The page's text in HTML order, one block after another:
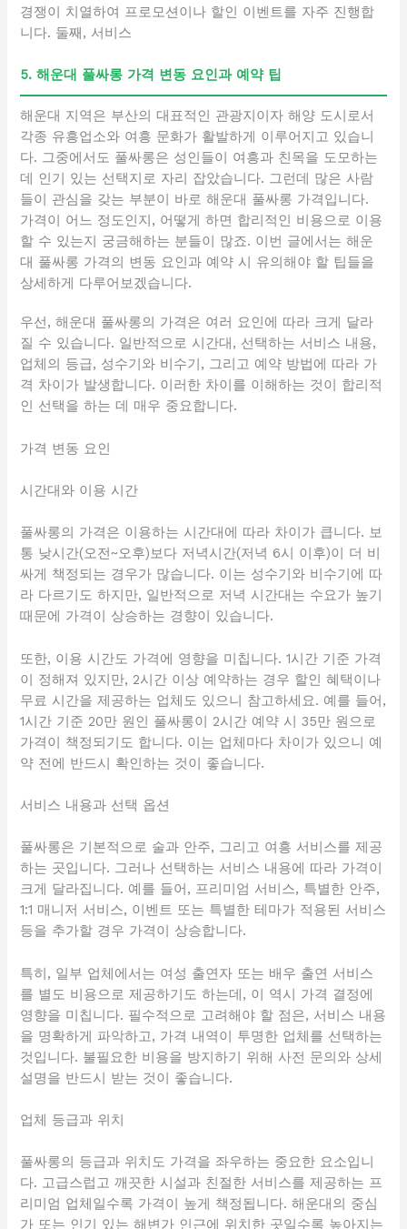
경쟁이 치열하여 프로모션이나 할인 이벤트를 자주 진행합
니다. 둘째, 서비스
5. 해운대 풀싸롱 가격 변동 요인과 예약 팁
해운대 지역은 부산의 대표적인 관광지이자 해양 도시로서
각종 유흥업소와 여흥 문화가 활발하게 이루어지고 있습니
다. 그중에서도 풀싸롱은 성인들이 여흥과 친목을 도모하는
데 인기 있는 선택지로 자리 잡았습니다. 그런데 많은 사람
들이 관심을 갖는 부분이 바로 해운대 풀싸롱 가격입니다.
가격이 어느 정도인지, 어떻게 하면 합리적인 비용으로 이용
할 수 있는지 궁금해하는 분들이 많죠. 이번 글에서는 해운
대 풀싸롱 가격의 변동 요인과 예약 시 유의해야 할 팁들을
상세하게 다루어보겠습니다.
우선, 해운대 풀싸롱의 가격은 여러 요인에 따라 크게 달라
질 수 있습니다. 일반적으로 시간대, 선택하는 서비스 내용,
업체의 등급, 성수기와 비수기, 그리고 예약 방법에 따라 가
격 차이가 발생합니다. 이러한 차이를 이해하는 것이 합리적
인 선택을 하는 데 매우 중요합니다.
가격 변동 요인
시간대와 이용 시간
풀싸롱의 가격은 이용하는 시간대에 따라 차이가 큽니다. 보
통 낮시간(오전~오후)보다 저녁시간(저녁 6시 이후)이 더 비
싸게 책정되는 경우가 많습니다. 이는 성수기와 비수기에 따
라 다르기도 하지만, 일반적으로 저녁 시간대는 수요가 높기
때문에 가격이 상승하는 경향이 있습니다.
또한, 이용 시간도 가격에 영향을 미칩니다. 1시간 기준 가격
이 정해져 있지만, 2시간 이상 예약하는 경우 할인 혜택이나
무료 시간을 제공하는 업체도 있으니 참고하세요. 예를 들어,
1시간 기준 20만 원인 풀싸롱이 2시간 예약 시 35만 원으로
가격이 책정되기도 합니다. 이는 업체마다 차이가 있으니 예
약 전에 반드시 확인하는 것이 좋습니다.
서비스 내용과 선택 옵션
풀싸롱은 기본적으로 술과 안주, 그리고 여흥 서비스를 제공
하는 곳입니다. 그러나 선택하는 서비스 내용에 따라 가격이
크게 달라집니다. 예를 들어, 프리미엄 서비스, 특별한 안주,
1:1 매니저 서비스, 이벤트 또는 특별한 테마가 적용된 서비스
등을 추가할 경우 가격이 상승합니다.
특히, 일부 업체에서는 여성 출연자 또는 배우 출연 서비스
를 별도 비용으로 제공하기도 하는데, 이 역시 가격 결정에
영향을 미칩니다. 필수적으로 고려해야 할 점은, 서비스 내용
을 명확하게 파악하고, 가격 내역이 투명한 업체를 선택하는
것입니다. 불필요한 비용을 방지하기 위해 사전 문의와 상세
설명을 반드시 받는 것이 좋습니다.
업체 등급과 위치
풀싸롱의 등급과 위치도 가격을 좌우하는 중요한 요소입니
다. 고급스럽고 깨끗한 시설과 친절한 서비스를 제공하는 프
리미엄 업체일수록 가격이 높게 책정됩니다. 해운대의 중심
가 또는 인기 있는 해변가 인근에 위치한 곳일수록 높아지는